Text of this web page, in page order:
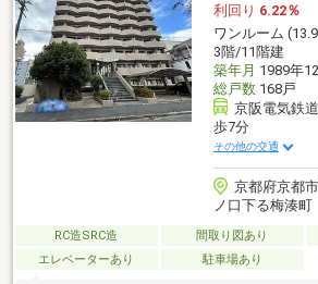
利回り 6.22％
ワンルーム
3階/11階建
築年月 1989年
総戸数168戸
京阪電気鉄
歩7分
その他の交通
京都府京都
ノ口下る梅湊町
RC造SRC造 間取り図あり
エレベーターあり
駐車場あり